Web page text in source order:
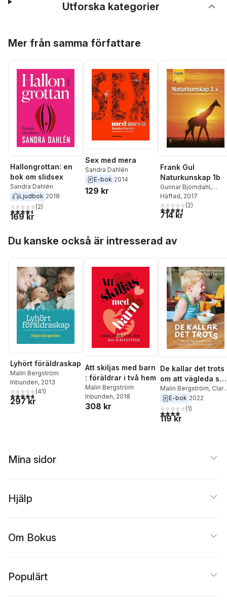
Utforska kategorier
Mer från samma författare
Hallongrottan: en
bok om slidsex
Sandra Dahlén
Ljudbok 2018
4,5utav 5 stjärnor. Totalt antal röster:
(2)
169 kr
Sex med mera
Sandra Dahlén
E-bok 2014
129 kr
Frank Gul
Naturkunskap 1b
Gunnar Björndahl,
Johan Castenfors
Sandra Dahlén
Landgren
Häftad, 2017
4,5utav 5 stjärnor.
(2)
714 kr
Du kanske också är intresserad av
Lyhört föräldraskap
Malin Bergström
Inbunden, 2013
4,7utav 5 stjärnor. Totalt antal röster:
(41)
297 kr
Att skiljas med barn
: föräldrar i två hem
Malin Bergström
Inbunden, 2018
308 kr
De kallar det trots
om att vägleda
barn genom
utveckling och
uppror
Malin Bergström, Clara
Linnros
E-bok 2022
4,0utav 5 stjärnor.
(1)
119 kr
Mina sidor
Hjälp
Om Bokus
Populärt